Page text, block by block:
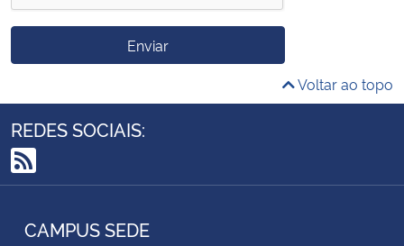
Enviar
Voltar ao topo
REDES SOCIAIS:
RSS
CAMPUS SEDE